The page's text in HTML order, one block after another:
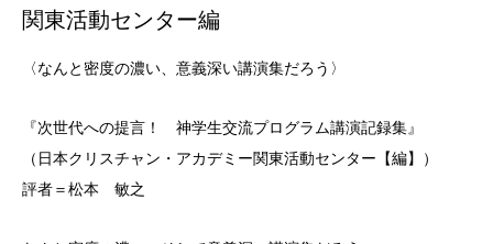
関東活動センター編
〈なんと密度の濃い、意義深い講演集だろう〉
『次世代への提言！ 神学生交流プログラム講演記録集』
（日本クリスチャン・アカデミー関東活動センター【編】）
評者＝松本 敏之